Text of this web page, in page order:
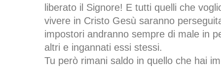
liberato il Signore! E tutti quelli che
vivere in Cristo Gesù saranno
impostori andranno sempre di male in
altri e ingannati essi stessi.
Tu però rimani saldo in quello che hai